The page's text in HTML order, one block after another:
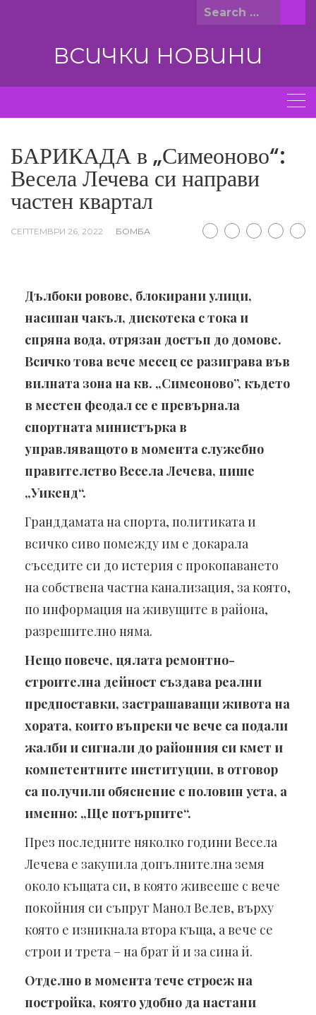
Search
ВСИЧКИ НОВИНИ
БАРИКАДА в „Симеоново“:
Весела Лечева си направи
частен квартал
СЕПТЕМВРИ 26, 2022 БОМБА
Дълбоки ровове, блокирани улици,
насипан чакъл, дискотека с тока и
спряна вода, отрязан достъп до домове.
Всичко това вече месец се разиграва във
вилната зона на кв. „Симеоново”, където
в местен феодал се е превърнала
спортната министърка в
управляващото в момента служебно
правителство Весела Лечева, пише
„Уикенд“.
Гранддамата на спорта, политиката и
всичко сиво помежду им е докарала
съседите си до истерия с прокопаването
на собствена частна канализация, за която,
по информация на живущите в района,
разрешително няма.
Нещо повече, цялата ремонтно-
строителна дейност създава реални
предпоставки, застрашаващи живота на
хората, които въпреки че вече са подали
жалби и сигнали до районния си кмет и
компетентните институции, в отговор
са получили обяснение с половин уста, а
именно: „Ще потърпите“.
През последните няколко години Весела
Лечева е закупила допълнителна земя
около къщата си, в която живееше с вече
покойния си съпруг Манол Велев, върху
която е изникнала втора къща, а вече се
строи и трета – на брат й и за сина й.
Отделно в момента тече строеж на
постройка, която удобно да настани